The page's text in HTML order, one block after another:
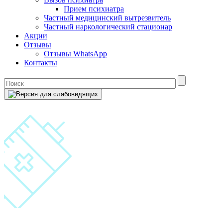
Прием психиатра
Частный медицинский вытрезвитель
Частный наркологический стационар
Акции
Отзывы
Отзывы WhatsApp
Контакты